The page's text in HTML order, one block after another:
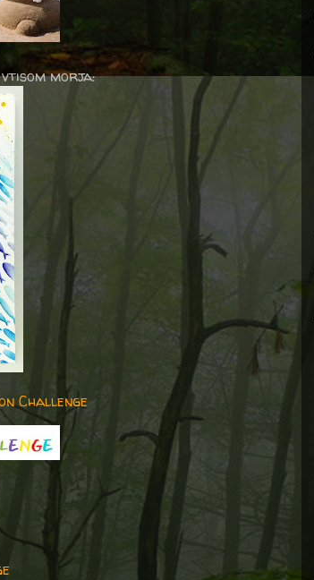
morja:
Challenge